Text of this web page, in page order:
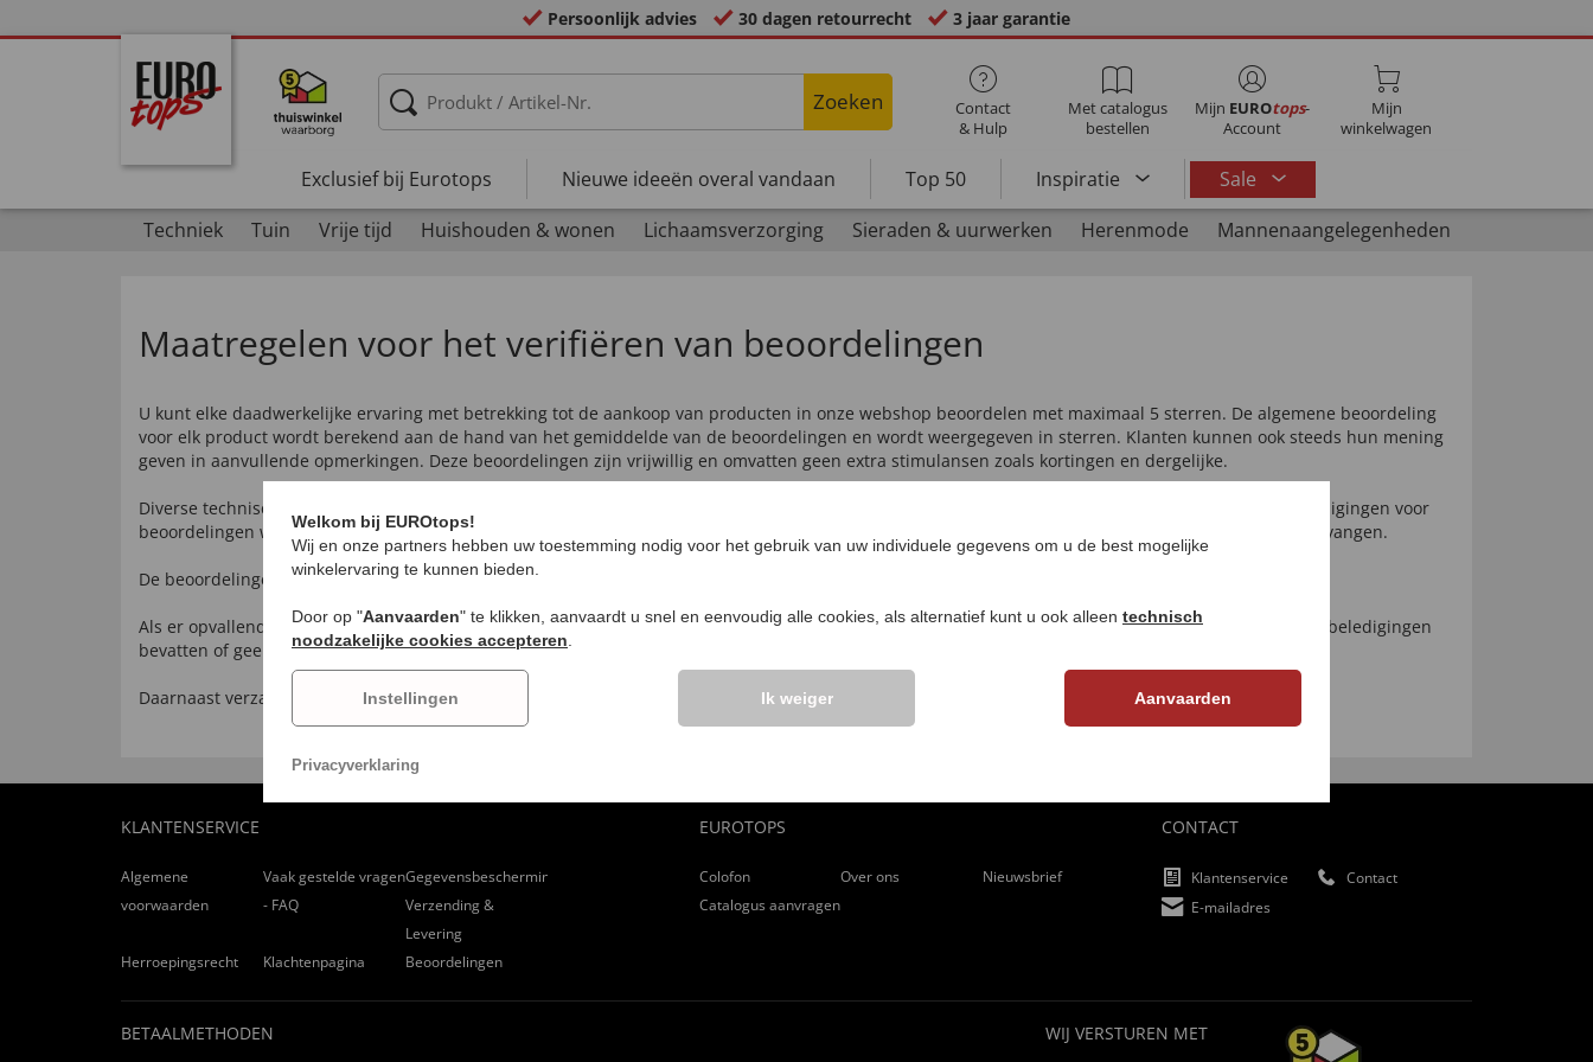
Persoonlijk advies 30 dagen retourrecht 3 jaar garantie
Zoeken
Contact
& Hulp
Met catalogus
bestellen
Mijn EUROtops-
Account
Mijn
winkelwagen
Exclusief bij Eurotops Nieuwe ideeën overal vandaan Top 50 Inspiratie
Sale
Techniek
Tuin Vrije tijd Huishouden & wonen Lichaamsverzorging Sieraden & uurwerken Herenmode Mannenaangelegenheden
Maatregelen voor het verifiëren van beoordelingen
U kunt elke daadwerkelijke ervaring met betrekking tot de aankoop van producten in onze webshop beoordelen met maximaal 5 sterren. De algemene beoordeling
voor elk product wordt berekend aan de hand van het gemiddelde van de beoordelingen en wordt weergegeven in sterren. Klanten kunnen ook steeds hun mening
geven in aanvullende opmerkingen. Deze beoordelingen zijn vrijwillig en omvatten geen extra stimulansen zoals kortingen en dergelijke.
Diverse technische en manuele maatregelen zorgen ervoor dat alleen gebruikers die het product hebben gekocht het ook kunnen beoordelen. Uitnodigingen voor
beoordelingen worden bijvoorbeeld alleen verstuurd naar de e-mailadressen van klanten die het product bij ons hebben gekocht en ook hebben ontvangen.
De beoordelingen kunnen niet anoniem worden geschreven en worden handmatig vergeleken met de bestelgegevens.
Als er opvallende aanwijzingen zijn dat de beoordeling niet op ervaring is gebaseerd, wordt deze verwijderd. Hetzelfde geldt voor beoordelingen die beledigingen
bevatten of geen betrekking hebben op het gekochte product.
Daarnaast verzamelen we algemene winkelbeoordelingen via onze jarenlange partner Trusted Shops (https://www.trustedshops.nl/reviews/).
KLANTENSERVICE
Algemene
voorwaarden
Vaak gestelde vragen
- FAQ
Gegevensbescherming
Verzending &
Levering
Herroepingsrecht
Klachtenpagina Beoordelingen
EUROTOPS
Colofon Over ons
Nieuwsbrief
Catalogus aanvragen
CONTACT
Klantenservice
Contact
E-mailadres
BETAALMETHODEN WIJ VERSTUREN MET
Welkom bij EUROtops!
Wij en onze partners hebben uw toestemming nodig voor het gebruik van uw individuele gegevens om u de best mogelijke
winkelervaring te kunnen bieden.
Door op "Aanvaarden" te klikken, aanvaardt u snel en eenvoudig alle cookies, als alternatief kunt u ook alleen technisch
noodzakelijke cookies accepteren
Instellingen Ik weiger Aanvaarden
Privacyverklaring